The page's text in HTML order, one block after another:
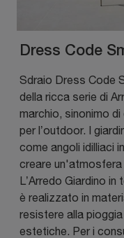
Dress Code
Sdraio Dress Code
della ricca serie di
marchio, sinonimo
per l’outdoor. I
come angoli idilliaci
creare
L’Arredo Giardino
è realizzato in
resistere alla
estetiche. Per i